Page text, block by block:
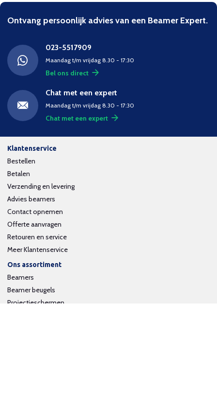
Ontvang persoonlijk advies van een Beamer Expert.
023-5517909
Maandag t/m vrijdag 8.30 - 17:30
Bel ons direct
Chat met een expert
Maandag t/m vrijdag 8.30 - 17:30
Chat met een expert
Klantenservice
Bestellen
Betalen
Verzending en levering
Advies beamers
Contact opnemen
Offerte aanvragen
Retouren en service
Meer Klantenservice
Ons assortiment
Beamers
Beamer beugels
Projectieschermen